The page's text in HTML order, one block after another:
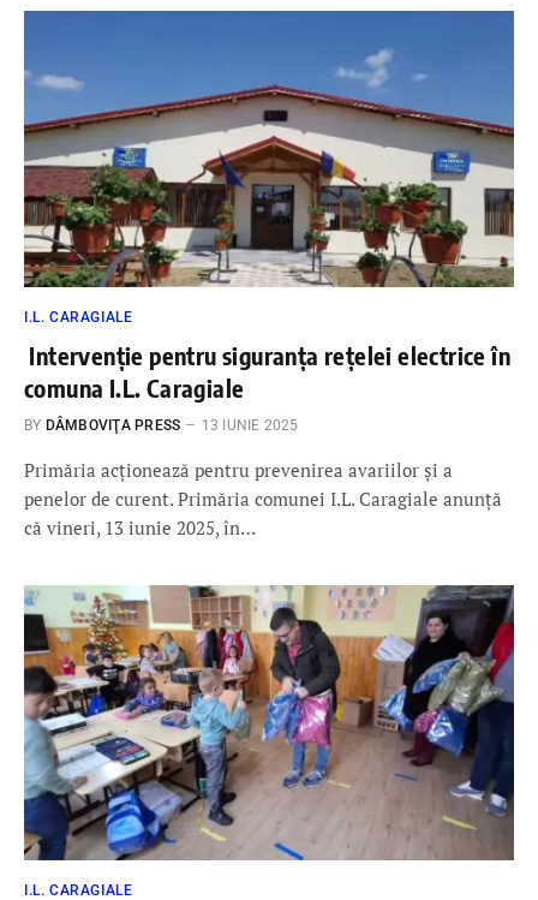
I.L. CARAGIALE
Intervenție pentru siguranța rețelei electrice în
comuna I.L. Caragiale
BY DÂMBOVIŢA PRESS 13 IUNIE 2025
Primăria acționează pentru prevenirea avariilor și a
penelor de curent. Primăria comunei I.L. Caragiale anunță
că vineri, 13 iunie 2025, în…
I.L. CARAGIALE